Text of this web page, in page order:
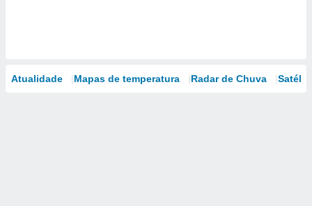
Atualidade Mapas de temperatura Radar de Chuva